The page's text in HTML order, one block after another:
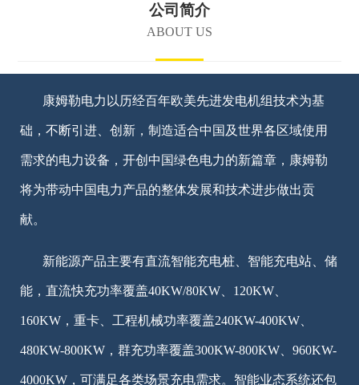
公司简介
ABOUT US
康姆勒电力以历经百年欧美先进发电机组技术为基
础，不断引进、创新，制造适合中国及世界各区域使用
需求的电力设备，开创中国绿色电力的新篇章，康姆勒
将为带动中国电力产品的整体发展和技术进步做出贡
献。
新能源产品主要有直流智能充电桩、智能充电站、储
能，直流快充功率覆盖40KW/80KW、120KW、
160KW，重卡、工程机械功率覆盖240KW-400KW、
480KW-800KW，群充功率覆盖300KW-800KW、960KW-
4000KW，可满足各类场景充电需求。智能业态系统还包